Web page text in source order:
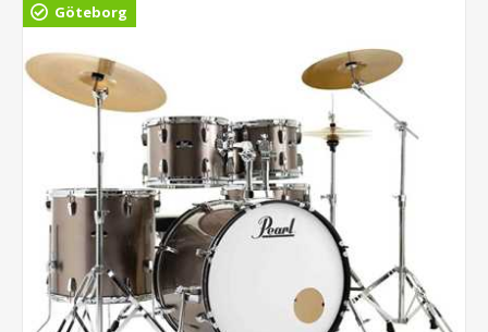
Göteborg